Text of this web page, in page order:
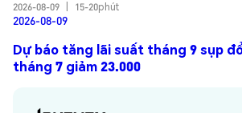
2026-08-09
15-20phút
2026-08-09
Dự báo tăng lãi suất tháng 9 sụp
tháng 7 giảm 23.000